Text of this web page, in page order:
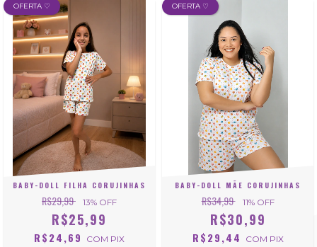
OFERTA ♡
BABY-DOLL FILHA CORUJINHAS
R$29,99 13% OFF
R$25,99
R$24,69 COM PIX
OFERTA ♡
BABY-DOLL MÃE CORUJINHAS
R$34,99 11% OFF
R$30,99
R$29,44 COM PIX